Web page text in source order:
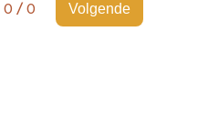
0 / 0 Volgende